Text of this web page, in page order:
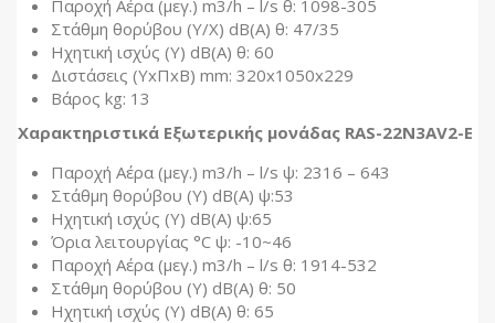
Παροχή Αέρα (μεγ.) m3/h – l/s θ: 1098-305
Στάθμη θορύβου (Υ/Χ) dB(A) θ: 47/35
Ηχητική ισχύς (Υ) dB(A) θ: 60
Διστάσεις (ΥxΠxΒ) mm: 320x1050x229
Βάρος kg: 13
Χαρακτηριστικά Εξωτερικής μονάδας RAS-22N3AV2-E
Παροχή Αέρα (μεγ.) m3/h – l/s ψ: 2316 – 643
Στάθμη θορύβου (Υ) dB(A) ψ:53
Ηχητική ισχύς (Υ) dB(A) ψ:65
Όρια λειτουργίας °C ψ: -10~46
Παροχή Αέρα (μεγ.) m3/h – l/s θ: 1914-532
Στάθμη θορύβου (Υ) dB(A) θ: 50
Ηχητική ισχύς (Υ) dB(A) θ: 65